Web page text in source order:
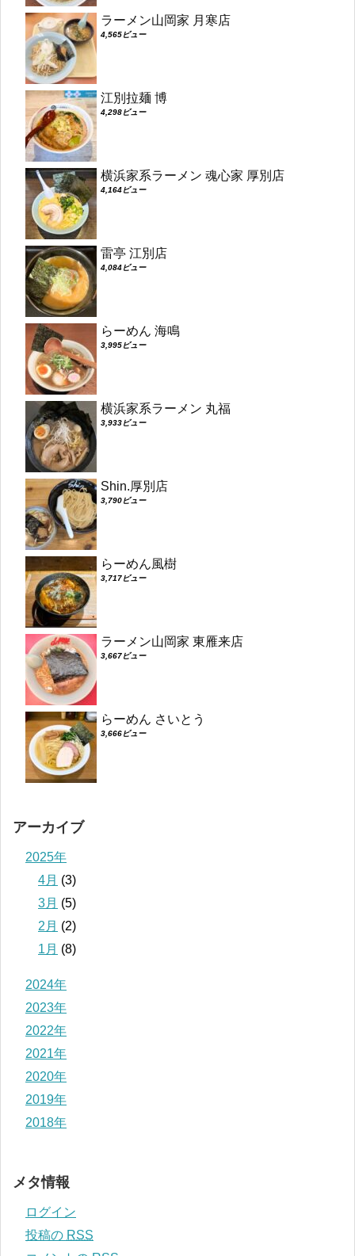
ラーメン山岡家 月寒店
4,565ビュー
江別拉麺 博
4,298ビュー
横浜家系ラーメン 魂心家 厚別店
4,164ビュー
雷亭 江別店
4,084ビュー
らーめん 海鳴
3,995ビュー
横浜家系ラーメン 丸福
3,933ビュー
Shin.厚別店
3,790ビュー
らーめん風樹
3,717ビュー
ラーメン山岡家 東雁来店
3,667ビュー
らーめん さいとう
3,666ビュー
アーカイブ
2025年
4月 (3)
3月 (5)
2月 (2)
1月 (8)
2024年
2023年
2022年
2021年
2020年
2019年
2018年
メタ情報
ログイン
投稿の RSS